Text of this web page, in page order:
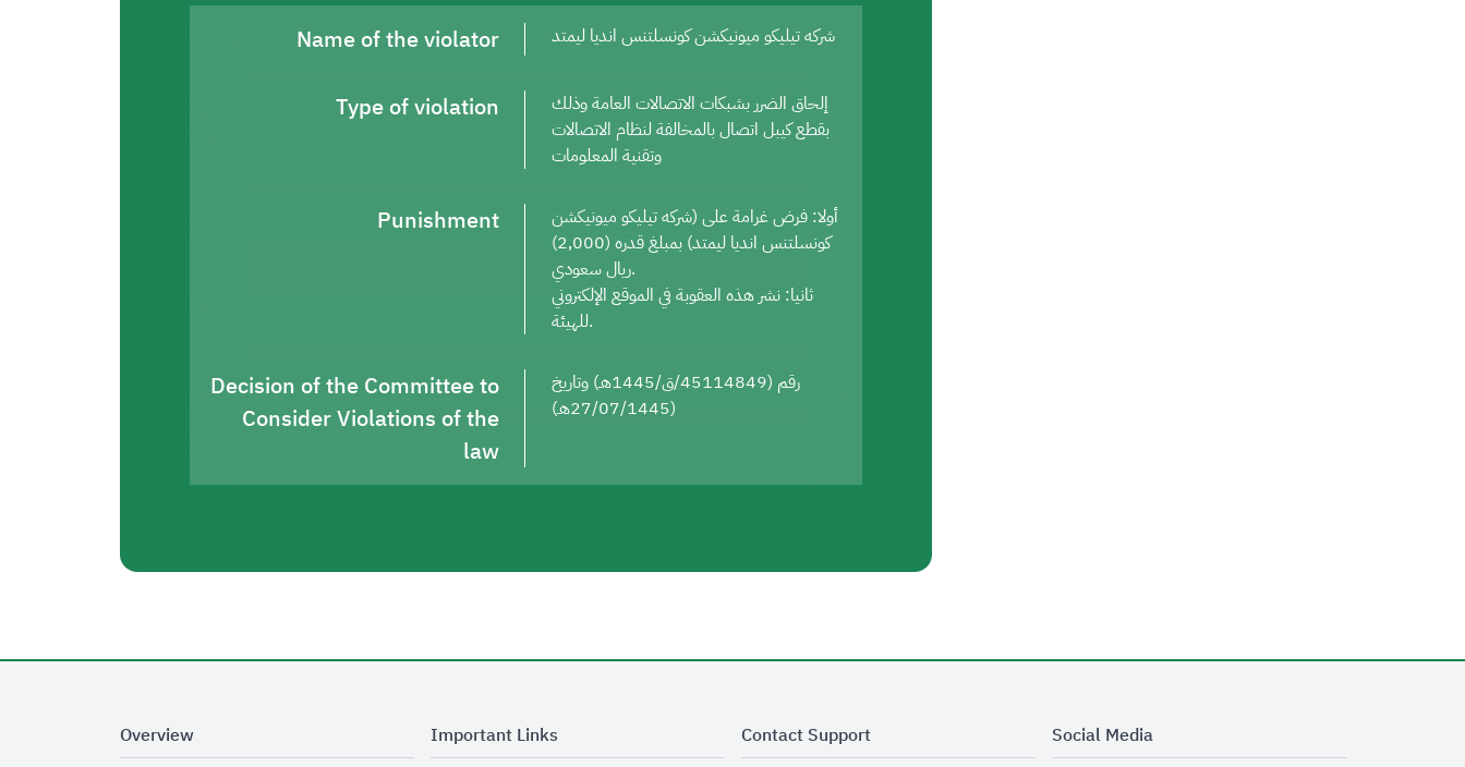
Name of the violator شركه تيليكو ميونيكشن كونسلتنس انديا ليمتد
Type of violation
إلحاق الضرر بشبكات الاتصالات العامة وذلك
بقطع كيبل اتصال بالمخالفة لنظام الاتصالات
وتقنية المعلومات
Punishment
أولا: فرض غرامة على (شركه تيليكو ميونيكشن
كونسلتنس انديا ليمتد) بمبلغ قدره (2,000)
ريال سعودي.
ثانيا: نشر هذه العقوبة في الموقع الإلكتروني
للهيئة.
Decision of the Committee to
Consider Violations of the
law
رقم (45114849/ق/1445هـ) وتاريخ
(27/07/1445هـ)
Overview Important Links Contact Support Social Media